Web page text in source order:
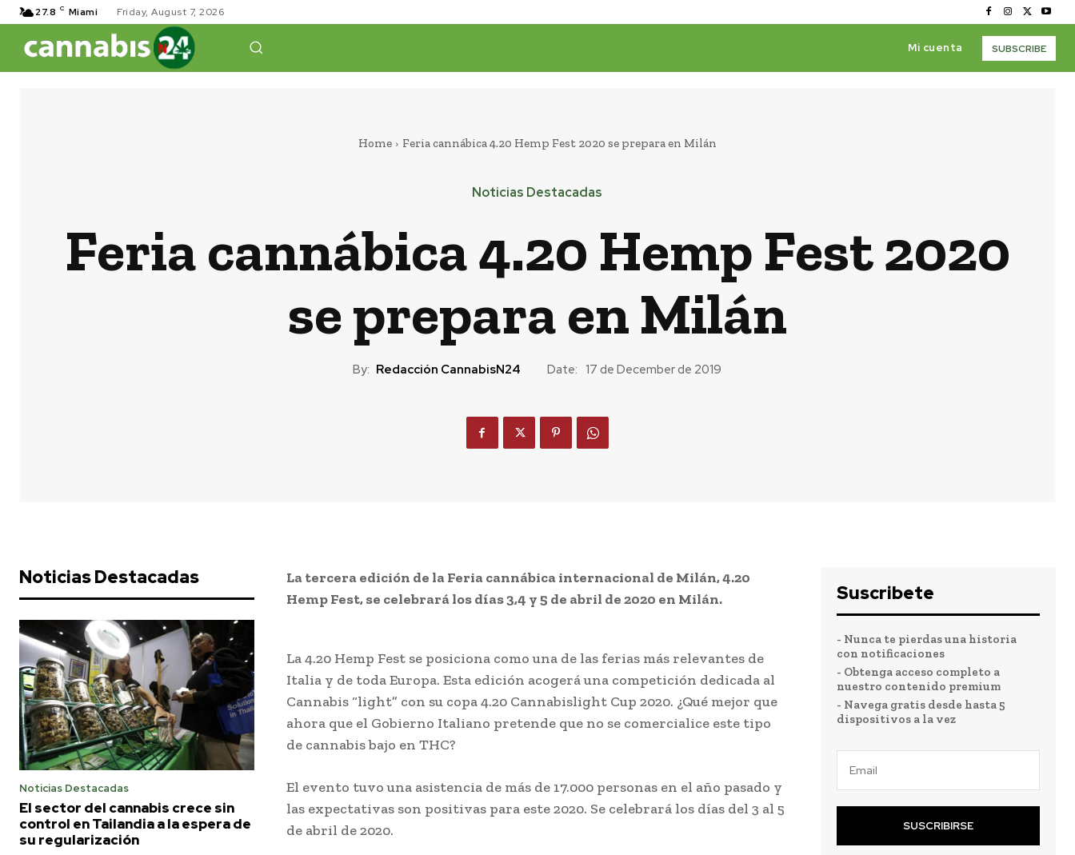
27.8 C Miami Friday, August 7, 2026
Mi cuenta SUBSCRIBE
Home Feria cannábica 4.20 Hemp Fest 2020 se prepara en Milán
Noticias Destacadas
Feria cannábica 4.20 Hemp Fest 2020
se prepara en Milán
By: Redacción CannabisN24 Date: 17 de December de 2019
Noticias Destacadas
Noticias Destacadas
El sector del cannabis crece sin
control en Tailandia a la espera de
su regularización
La tercera edición de la Feria cannábica internacional de Milán, 4.20
Hemp Fest, se celebrará los días 3,4 y 5 de abril de 2020 en Milán.
La 4.20 Hemp Fest se posiciona como una de las ferias más relevantes de
Italia y de toda Europa. Esta edición acogerá una competición dedicada al
Cannabis “light” con su copa 4.20 Cannabislight Cup 2020. ¿Qué mejor que
ahora que el Gobierno Italiano pretende que no se comercialice este tipo
de cannabis bajo en THC?
El evento tuvo una asistencia de más de 17.000 personas en el año pasado y
las expectativas son positivas para este 2020. Se celebrará los días del 3 al 5
de abril de 2020.
Suscribete
- Nunca te pierdas una historia
con notificaciones
- Obtenga acceso completo a
nuestro contenido premium
- Navega gratis desde hasta 5
dispositivos a la vez
SUSCRIBIRSE